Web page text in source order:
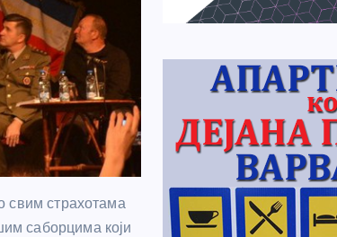
свим страхотама
саборцима који